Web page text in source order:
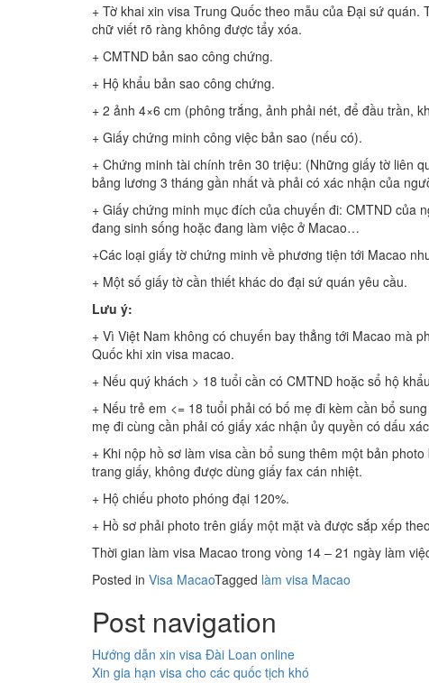
+ Tờ khai xin visa Trung Quốc theo mẫu của Đại sứ
chữ viết rõ ràng không được tẩy xóa.
+ CMTND bản sao công chứng.
+ Hộ khẩu bản sao công chứng.
+ 2 ảnh 4×6 cm (phông trắng, ảnh phải nét, để đầu trần,
+ Giấy chứng minh công việc bản sao (nếu có).
+ Chứng minh tài chính trên 30 triệu: (Những giấy tờ liên
bảng lương 3 tháng gần nhất và phải có xác nhận của
+ Giấy chứng minh mục đích của chuyến đi: CMTND của
đang sinh sống hoặc đang làm việc ở Macao…
+Các loại giấy tờ chứng minh về phương tiện tới Macao
+ Một số giấy tờ cần thiết khác do đại sứ quán yêu cầu.
Lưu ý:
+ Vì Việt Nam không có chuyến bay thẳng tới Macao mà
Quốc khi xin visa macao.
+ Nếu quý khách > 18 tuổi cần có CMTND hoặc sổ hộ
+ Nếu trẻ em <= 18 tuổi phải có bố mẹ đi kèm cần bổ
mẹ đi cùng cần phải có giấy xác nhận ủy quyền có dấu
+ Khi nộp hồ sơ làm visa cần bổ sung thêm một bản
trang giấy, không được dùng giấy fax cán nhiệt.
+ Hộ chiếu photo phóng đại 120%.
+ Hồ sơ phải photo trên giấy một mặt và được sắp xếp
Thời gian làm visa Macao trong vòng 14 – 21 ngày làm
Posted in Visa MacaoTagged làm visa Macao
Post navigation
Hướng dẫn xin visa Đài Loan online
Xin gia hạn visa cho các quốc tịch khó